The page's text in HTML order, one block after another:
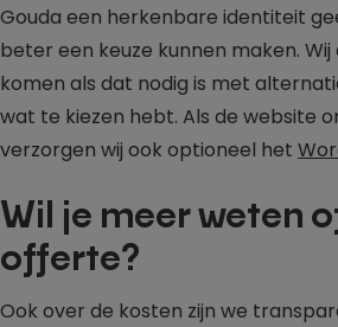
Gouda een herkenbare identiteit
beter een keuze kunnen maken.
komen als dat nodig is met
wat te kiezen hebt. Als de website
verzorgen wij ook optioneel het
Wil je meer weten
offerte?
Ook over de kosten zijn we